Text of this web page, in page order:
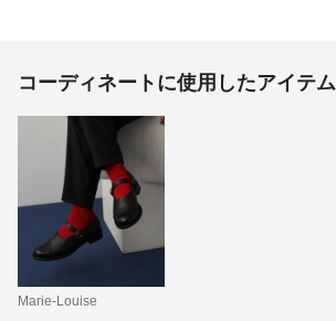
コーディネートに使用したアイテム
Marie-Louise